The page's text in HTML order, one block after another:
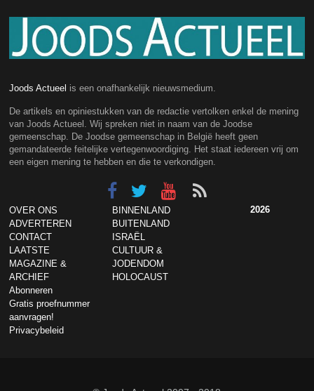
Joods Actueel is een onafhankelijk nieuwsmedium.
De artikels en opiniestukken van de redactie vertolken enkel de mening
van Joods Actueel. Wij spreken niet in naam van de Joodse
gemeenschap. De Joodse gemeenschap in België heeft geen
gemandateerde feitelijke vertegenwoordiging. Het staat iedereen vrij om
een eigen mening te hebben en die te verkondigen.
OVER ONS
ADVERTEREN
CONTACT
LAATSTE
MAGAZINE &
ARCHIEF
Abonneren
Gratis proefnummer
aanvragen!
Privacybeleid
BINNENLAND
BUITENLAND
ISRAËL
CULTUUR &
JODENDOM
HOLOCAUST
2026